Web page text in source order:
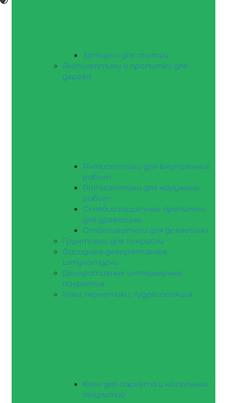
Затирки для плитки
Антисептики и пропитки для
дерева
Антисептики для внутренних
работ
Антисептики для наружных
работ
Огнебиозащитные пропитки
для древесины
Отбеливатели для древесины
Грунтовки для покраски
Фасадные декоративные
штукатурки
Декоративные интерьерные
покрытия
Клеи, герметики, гидроизоляция
Клеи для паркета и напольных
покрытий